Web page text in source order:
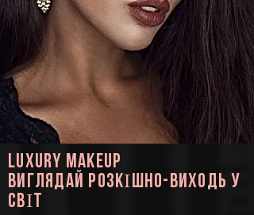
Luxury makeup
виглядай РОЗКІШНО-виходь у
СВІТ